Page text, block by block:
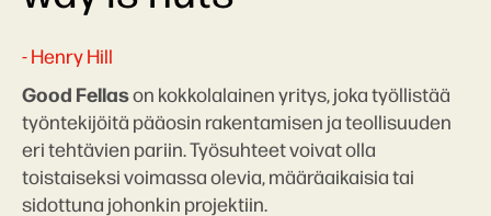
- Henry Hill
Good Fellason kokkolalainen yritys, joka työllistää
työntekijöitä pääosin rakentamisen ja teollisuuden
eri tehtävien pariin. Työsuhteet voivat olla
toistaiseksi voimassa olevia, määräaikaisia tai
sidottuna johonkin projektiin.